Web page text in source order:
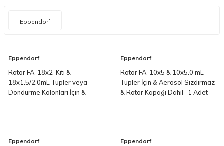
Eppendorf
Eppendorf
Rotor FA-18x2-Kiti &
18x1.5/2.0mL Tüpler veya
Döndürme Kolonları İçin &
Eppendorf
Rotor FA-10x5 & 10x5.0 mL
Tüpler İçin & Aerosol Sızdırmaz
& Rotor Kapağı Dahil -1 Adet
Eppendorf Eppendorf